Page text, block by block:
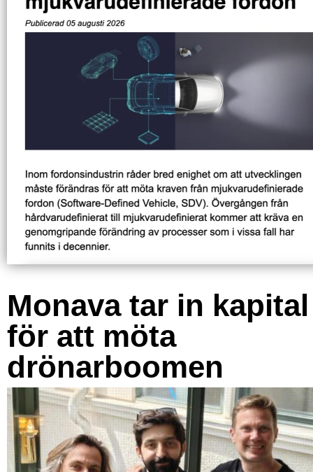
Monava tar in kapital
för att möta
drönarboomen